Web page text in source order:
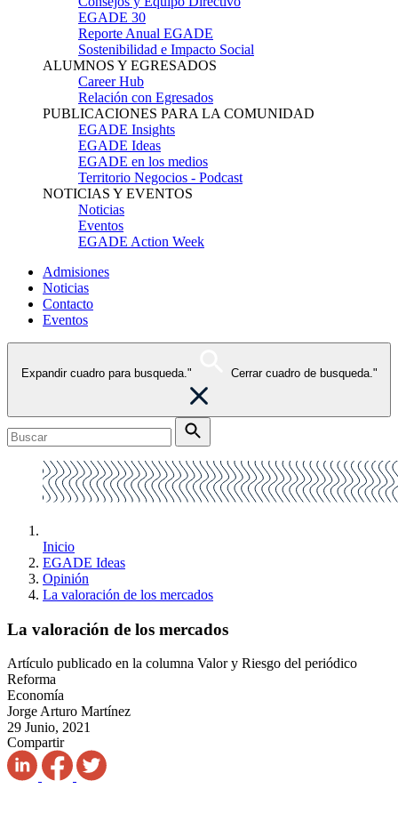
EGADE 30
Reporte Anual EGADE
Sostenibilidad e Impacto Social
ALUMNOS Y EGRESADOS
Career Hub
Relación con Egresados
PUBLICACIONES PARA LA COMUNIDAD
EGADE Insights
EGADE Ideas
EGADE en los medios
Territorio Negocios - Podcast
NOTICIAS Y EVENTOS
Noticias
Eventos
EGADE Action Week
Admisiones
Noticias
Contacto
Eventos
Expandir cuadro para busqueda." Cerrar cuadro de busqueda."
Inicio
EGADE Ideas
Opinión
La valoración de los mercados
La valoración de los mercados
Artículo publicado en la columna Valor y Riesgo del periódico
Reforma
Economía
Jorge Arturo Martínez
29 Junio, 2021
Compartir